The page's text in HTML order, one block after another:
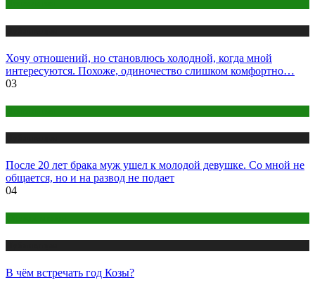
Хочу отношений, но становлюсь холодной, когда мной
интересуются. Похоже, одиночество слишком комфортно…
03
После 20 лет брака муж ушел к молодой девушке. Со мной не
общается, но и на развод не подает
04
В чём встречать год Козы?